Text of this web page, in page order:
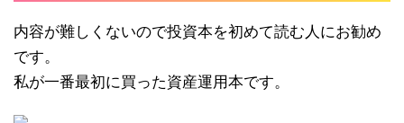
内容が難しくないので投資本を初めて読む人にお勧め
です。
私が一番最初に買った資産運用本です。